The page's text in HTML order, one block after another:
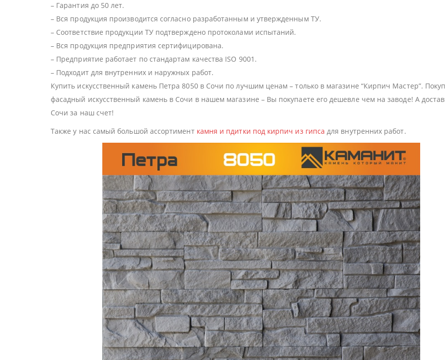
– Гарантия до 50 лет.
– Вся продукция производится согласно разработанным и утвержденным ТУ.
– Соответствие продукции ТУ подтверждено протоколами испытаний.
– Вся продукция предприятия сертифицирована.
– Предприятие работает по стандартам качества ISO 9001.
– Подходит для внутренних и наружных работ.
Купить искусственный камень Петра 8050 в Сочи по лучшим ценам – только в магазине “Кирпич Мастер”.
фасадный искусственный камень в Сочи в нашем магазине – Вы покупаете его дешевле чем на заводе! А
Сочи за наш счет!
Также у нас самый большой ассортимент камня и пдитки под кирпич из гипса для внутренних работ.